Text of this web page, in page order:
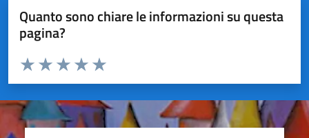
Quanto sono chiare le informazioni su questa
pagina?
Valuta da 1 a 5 stelle la pagina
Valuta 5 stelle su 5
Valuta 4 stelle su 5
Valuta 3 stelle su 5
Valuta 2 stelle su 5
Valuta 1 stelle su 5